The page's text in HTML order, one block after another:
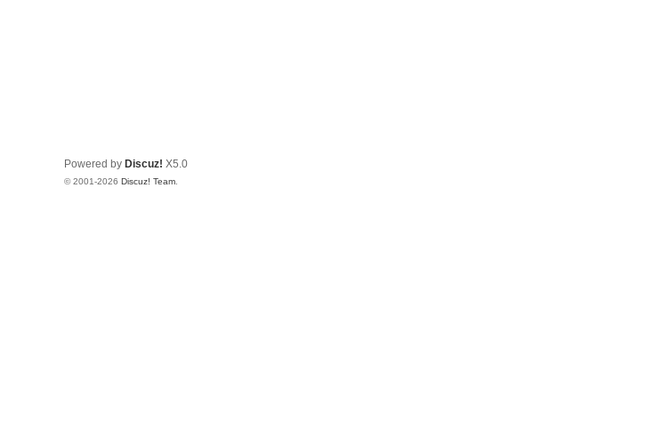
Powered by Discuz! X5.0
© 2001-2026 Discuz! Team